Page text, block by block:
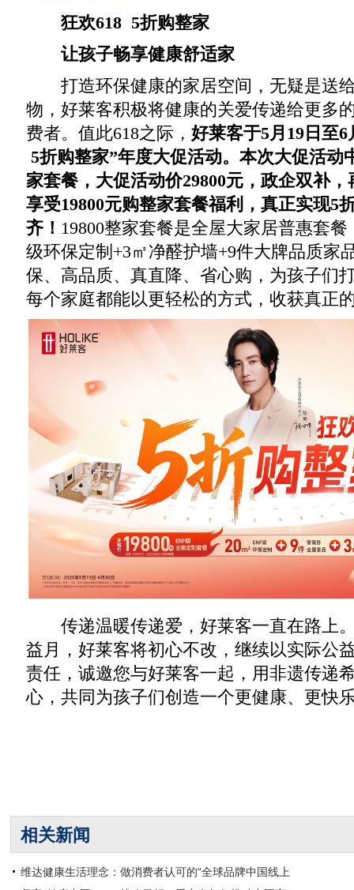
狂欢618 5折购整家
让孩子畅享健康舒适家
打造环保健康的家居空间，无疑是送
物，好莱客积极将健康的关爱传递给更多
费者。值此618之际， 好莱客于5月19日至6
5折购整家”年度大促活动。本次大促活动
家套餐，大促活动价29800元，政企双补，
享受19800元购整家套餐福利，真正实现5
齐！ 19800整家套餐是全屋大家居普惠套
级环保定制+3㎡净醛护墙+9件大牌品质家
保、高品质、真直降、省心购，为孩子们
每个家庭都能以更轻松的方式，收获真正
传递温暖传递爱，好莱客一直在路上。
益月，好莱客将初心不改，继续以实际公
责任，诚邀您与好莱客一起，用非遗传递
心，共同为孩子们创造一个更健康、更快
相关新闻
维达健康生活理念：做消费者认可的“全球品牌中国线上